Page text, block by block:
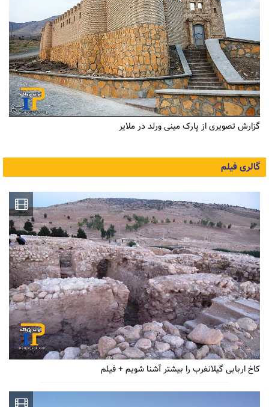
گزارش تصویری از پارک مینی ورلد در ملایر
گالری فیلم
کاخ اربابی گیلانغرب را بیشتر آشنا شویم + فیلم